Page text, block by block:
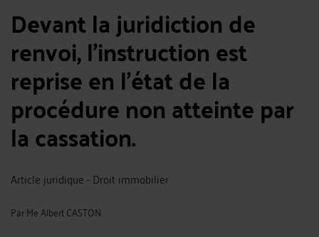
Devant la juridiction de
renvoi, l'instruction est
reprise en l'état de la
procédure non atteinte par
la cassation.
Article juridique - Droit immobilier
ParMe Albert CASTON